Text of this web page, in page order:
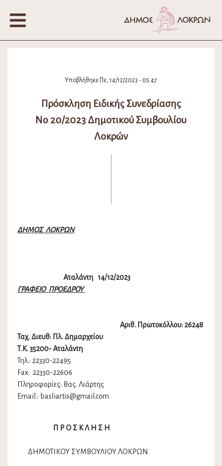
Υποβλήθηκε Πε, 14/12/2023 - 05:47
Πρόσκληση Ειδικής Συνεδρίασης
Νο 20/2023 Δημοτικού Συμβουλίου
Λοκρών
ΔΗΜΟΣ ΛΟΚΡΩΝ
Αταλάντη 14/12/2023
ΓΡΑΦΕΙΟ ΠΡΟΕΔΡΟΥ
Αριθ. Πρωτοκόλλου: 26248
Ταχ. Διευθ: Πλ. Δημαρχείου
Τ.Κ. 35200- Αταλάντη
Τηλ.: 22330-22495
Fax: 22330-22606
Πληροφορίες: Βας. Λιάρτης
Email.: basliartis@gmail.com
Π Ρ Ο Σ Κ Λ Η Σ Η
ΔΗΜΟΤΙΚΟΥ ΣΥΜΒΟΥΛΙΟΥ ΛΟΚΡΩΝ